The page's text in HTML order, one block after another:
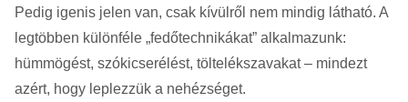
Pedig igenis jelen van, csak kívülről nem mindig látható. A
legtöbben különféle „fedőtechnikákat” alkalmazunk:
hümmögést, szókicserélést, töltelékszavakat – mindezt
azért, hogy leplezzük a nehézséget.